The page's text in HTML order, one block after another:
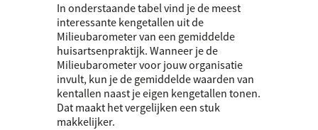
In onderstaande tabel vind je de meest
interessante kengetallen uit de
Milieubarometer van een gemiddelde
huisartsenpraktijk. Wanneer je de
Milieubarometer voor jouw organisatie
invult, kun je de gemiddelde waarden van
kentallen naast je eigen kengetallen tonen.
Dat maakt het vergelijken een stuk
makkelijker.